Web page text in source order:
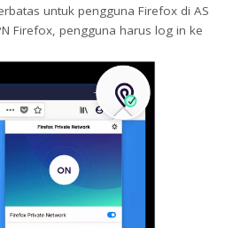
untuk pengguna Firefox di AS
Firefox, pengguna harus log in ke